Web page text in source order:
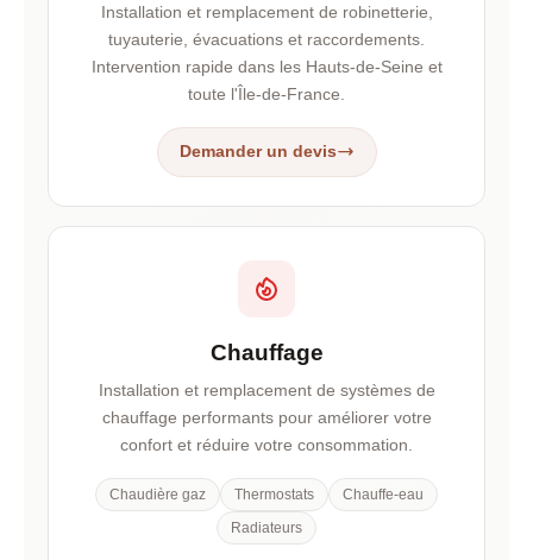
Installation et remplacement de robinetterie,
tuyauterie, évacuations et raccordements.
Intervention rapide dans les Hauts-de-Seine et
toute l'Île-de-France.
Demander un devis
Chauffage
Installation et remplacement de systèmes de
chauffage performants pour améliorer votre
confort et réduire votre consommation.
Chaudière gaz Thermostats Chauffe-eau
Radiateurs